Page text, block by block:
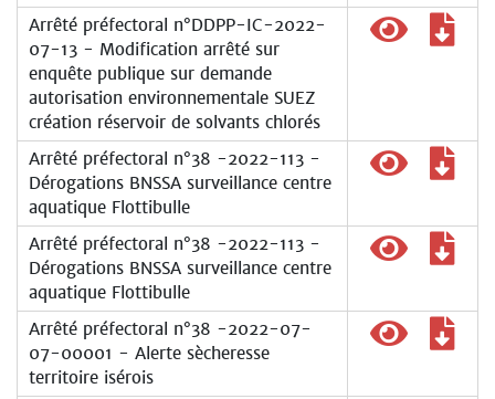
Arrêté préfectoral n°DDPP-IC-2022-
07-13 - Modification arrêté sur
enquête publique sur demande
autorisation environnementale SUEZ
création réservoir de solvants chlorés
Arrêté préfectoral n°38 -2022-113 -
Dérogations BNSSA surveillance centre
aquatique Flottibulle
Arrêté préfectoral n°38 -2022-113 -
Dérogations BNSSA surveillance centre
aquatique Flottibulle
Arrêté préfectoral n°38 -2022-07-
07-00001 - Alerte sècheresse
territoire isérois